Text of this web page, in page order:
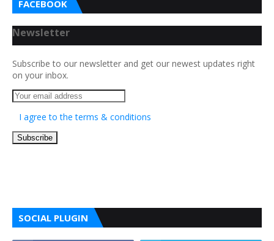
FACEBOOK
Newsletter
Subscribe to our newsletter and get our newest updates right
on your inbox.
I agree to the terms & conditions
SOCIAL PLUGIN